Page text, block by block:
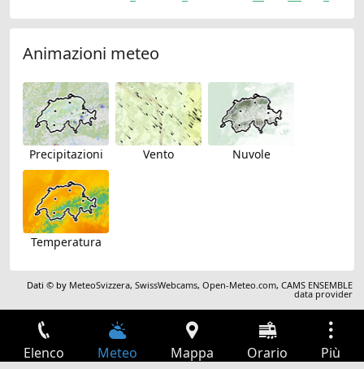
Animazioni meteo
Precipitazioni Vento Nuvole
Temperatura
Dati © by MeteoSvizzera,SwissWebcams,Open-Meteo.com,CAMS ENSEMBLE
data provider
Elenco Meteo Mappa Orario Più